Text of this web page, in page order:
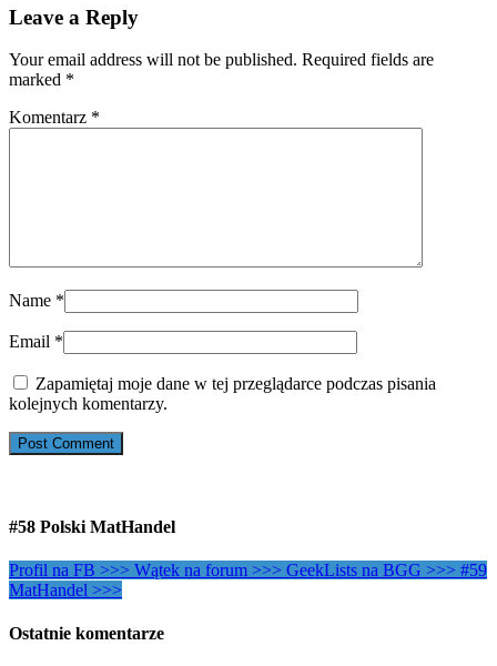
Leave a Reply
Your email address will not be published. Required fields are
marked *
Komentarz *
Name *
Email *
Zapamiętaj moje dane w tej przeglądarce podczas pisania
kolejnych komentarzy.
#58 Polski MatHandel
Profil na FB >>> Wątek na forum >>> GeekLists na BGG >>> #59
MatHandel >>>
Ostatnie komentarze